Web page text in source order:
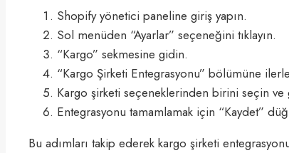
Shopify yönetici paneline giriş yapın.
Sol menüden “Ayarlar” seçeneğini tıklayın.
“Kargo” sekmesine gidin.
“Kargo Şirketi Entegrasyonu” bölümüne
Kargo şirketi seçeneklerinden birini seçin
Entegrasyonu tamamlamak için “Kaydet”
Bu adımları takip ederek kargo şirketi